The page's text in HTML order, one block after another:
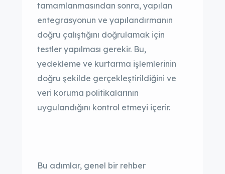
tamamlanmasından sonra, yapılan
entegrasyonun ve yapılandırmanın
doğru çalıştığını doğrulamak için
testler yapılması gerekir. Bu,
yedekleme ve kurtarma işlemlerinin
doğru şekilde gerçekleştirildiğini ve
veri koruma politikalarının
uygulandığını kontrol etmeyi içerir.
Bu adımlar, genel bir rehber